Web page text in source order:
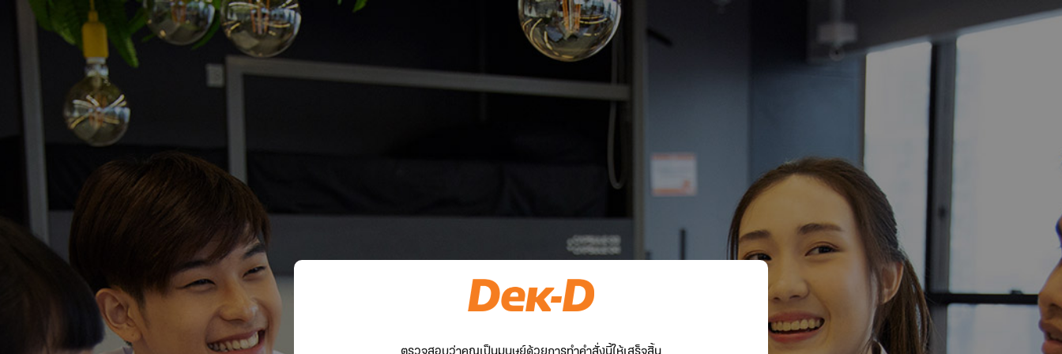
ตรวจสอบว่าคุณเป็นมนุษย์ด้วยการทำคำสั่งนี้ให้เสร็จสิ้น